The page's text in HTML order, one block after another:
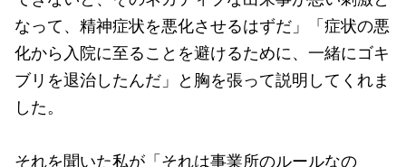
なって、精神症状を悪化させるはずだ」「症状の悪
化から入院に至ることを避けるために、一緒にゴキ
ブリを退治したんだ」と胸を張って説明してくれま
した。
それを聞いた私が「それは事業所のルールなの